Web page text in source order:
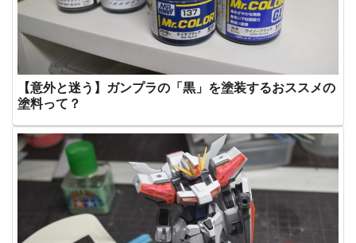
【意外と迷う】ガンプラの「黒」を塗装するおススメの
塗料って？